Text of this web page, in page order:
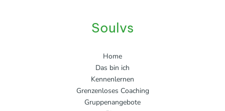
Soulvs
Home
Das bin ich
Kennenlernen
Grenzenloses Coaching
Gruppenangebote